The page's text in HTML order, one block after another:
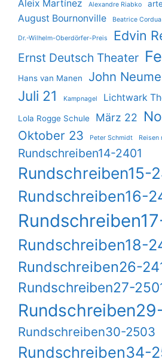
Aleix Martínez Alexandre Riabko arte
August Bournonville Beatrice Cordua
Dr.-Wilhelm-Oberdörfer-Preis Edvin
Ernst Deutsch Theater
Hans van Manen John
Juli 21 Kampnagel Lichtwark
Lola Rogge Schule März 22
Oktober 23 Peter Schmidt Reisen
Rundschreiben14-2401
Rundschreiben15-
Rundschreiben16-
Rundschreiben18-
Rundschreiben26-
Rundschreiben27-
Rundschreiben30-2503
Rundschreiben34-